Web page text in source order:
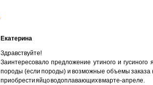
Екатерина
Здравствуйте!
Заинтересовало предложение утиного и
породы (если породы) и возможные объемы заказа
приобрести яйцо водоплавающих в марте-апреле.